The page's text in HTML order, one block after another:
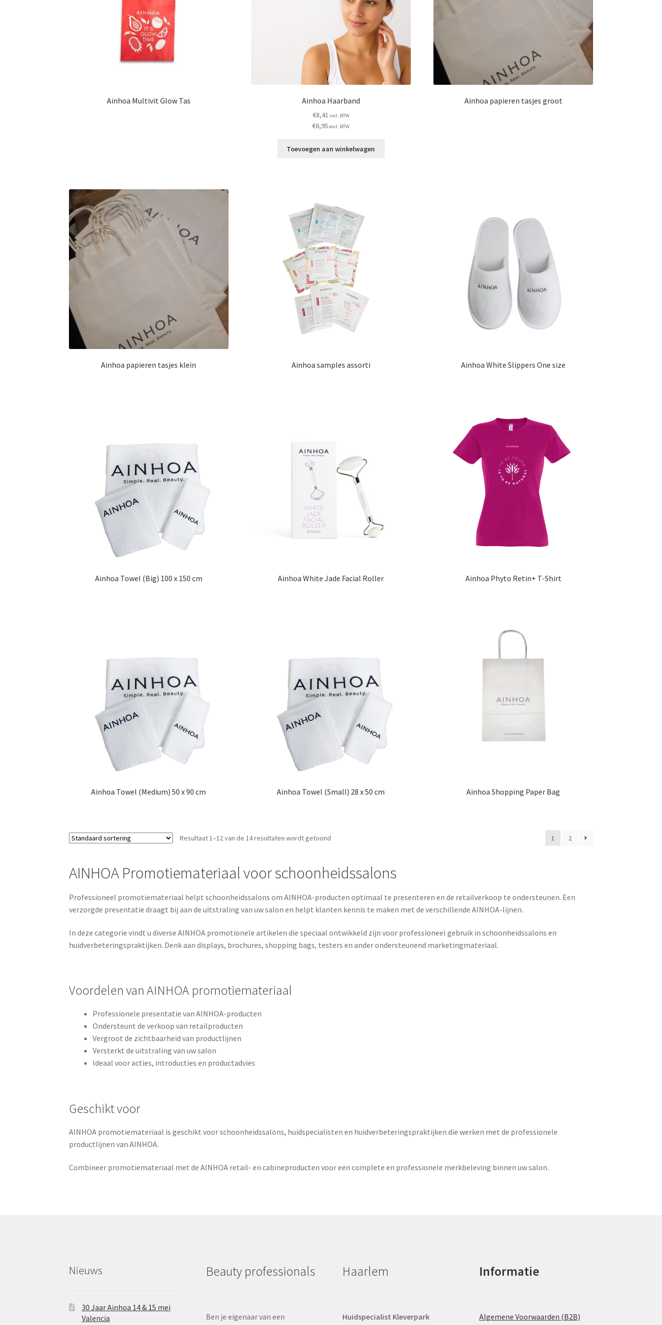
Ainhoa Multivit Glow Tas Ainhoa Haarband
€8,41 incl. BTW
€6,95 excl. BTW
Toevoegen aan winkelwagen
Ainhoa papieren tasjes groot
Ainhoa papieren tasjes klein Ainhoa samples assorti Ainhoa White Slippers One size
Ainhoa Towel (Big) 100 x 150 cm Ainhoa White Jade Facial Roller Ainhoa Phyto Retin+ T-Shirt
Ainhoa Towel (Medium) 50 x 90 cm Ainhoa Towel (Small) 28 x 50 cm Ainhoa Shopping Paper Bag
Resultaat 1–12 van de 14 resultaten wordt getoond 1 2
AINHOA Promotiemateriaal voor schoonheidssalons
Professioneel promotiemateriaal helpt schoonheidssalons om AINHOA-producten optimaal te presenteren en de retailverkoop te ondersteunen. Een
verzorgde presentatie draagt bij aan de uitstraling van uw salon en helpt klanten kennis te maken met de verschillende AINHOA-lijnen.
In deze categorie vindt u diverse AINHOA promotionele artikelen die speciaal ontwikkeld zijn voor professioneel gebruik in schoonheidssalons en
huidverbeteringspraktijken. Denk aan displays, brochures, shopping bags, testers en ander ondersteunend marketingmateriaal.
Voordelen van AINHOA promotiemateriaal
Professionele presentatie van AINHOA-producten
Ondersteunt de verkoop van retailproducten
Vergroot de zichtbaarheid van productlijnen
Versterkt de uitstraling van uw salon
Ideaal voor acties, introducties en productadvies
Geschikt voor
AINHOA promotiemateriaal is geschikt voor schoonheidssalons, huidspecialisten en huidverbeteringspraktijken die werken met de professionele
productlijnen van AINHOA.
Combineer promotiemateriaal met de AINHOA retail- en cabineproducten voor een complete en professionele merkbeleving binnen uw salon.
Nieuws
30 Jaar Ainhoa 14 & 15 mei
Valencia
Beauty professionals
Ben je eigenaar van een
Haarlem
Huidspecialist Kleverpark
Informatie
Algemene Voorwaarden (B2B)